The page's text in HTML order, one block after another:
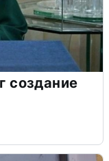
создание